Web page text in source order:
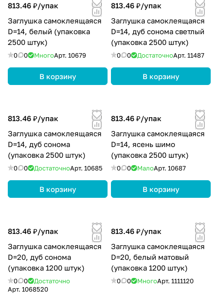
813.46 ₽/упак
Заглушка самоклеящаяся
D=14, белый (упаковка
2500 штук)
0 0 МногоАрт. 10679
В корзину
813.46 ₽/упак
Заглушка самоклеящаяся
D=14, дуб сонома светлый
(упаковка 2500 штук)
0 0 ДостаточноАрт. 11487
В корзину
813.46 ₽/упак
Заглушка самоклеящаяся
D=14, дуб сонома
(упаковка 2500 штук)
0 0 ДостаточноАрт. 10685
В корзину
813.46 ₽/упак
Заглушка самоклеящаяся
D=14, ясень шимо
(упаковка 2500 штук)
0 0 МалоАрт. 10687
В корзину
813.46 ₽/упак
Заглушка самоклеящаяся
D=20, дуб сонома
(упаковка 1200 штук)
0 0
Достаточно
Арт. 1068520
813.46 ₽/упак
Заглушка самоклеящаяся
D=20, белый матовый
(упаковка 1200 штук)
0 0 МногоАрт. 1111120